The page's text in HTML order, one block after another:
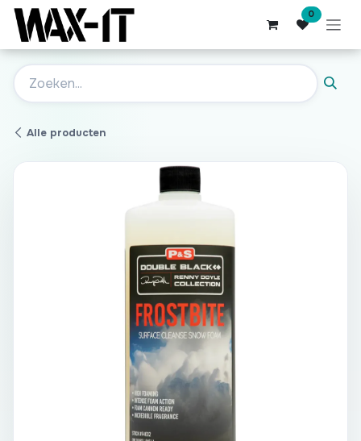
Overslaan naar inhoud 0
Alle producten